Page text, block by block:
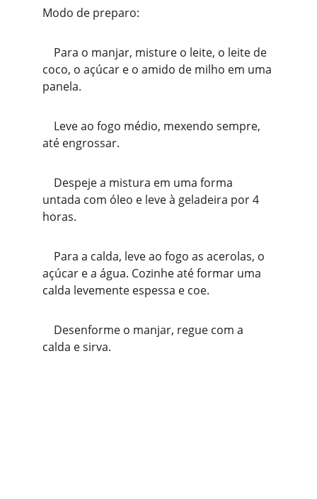
Modo de preparo:
coco, o açúcar e o amido de milho em uma
panela.
até engrossar.
untada com óleo e leve à geladeira por 4
horas.
açúcar e a água. Cozinhe até formar uma
calda levemente espessa e coe.
calda e sirva.